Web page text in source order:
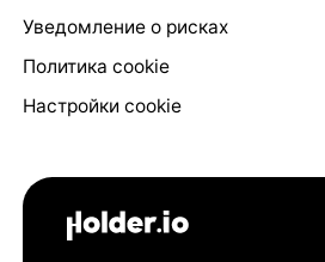
Уведомление о рисках
Политика cookie
Настройки cookie